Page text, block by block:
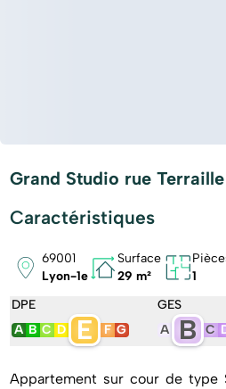
Grand Studio rue
Caractéristiques
69001
Lyon-1e
Surface
29 m²
1
DPE
A B C D E F G
GES
A
B C
Appartement sur cour de type